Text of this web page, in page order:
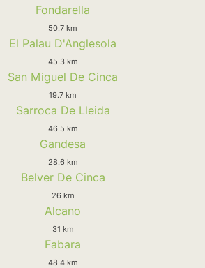
Fondarella
50.7 km
El Palau D'Anglesola
45.3 km
San Miguel De Cinca
19.7 km
Sarroca De Lleida
46.5 km
Gandesa
28.6 km
Belver De Cinca
26 km
Alcano
31 km
Fabara
48.4 km